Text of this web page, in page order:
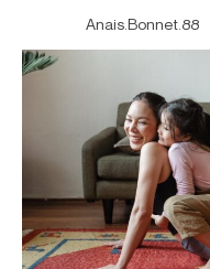
Anais.Bonnet.88